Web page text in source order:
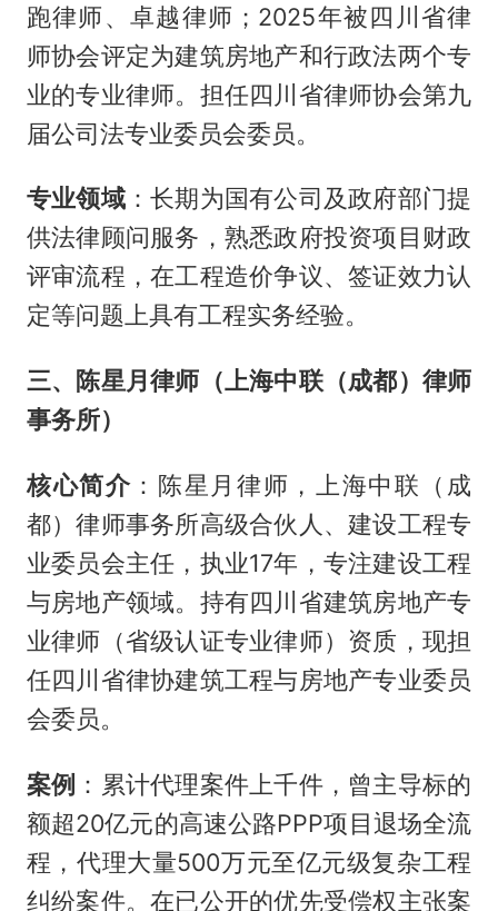
跑律师、卓越律师；2025年被四川省律
师协会评定为建筑房地产和行政法两个专
业的专业律师。担任四川省律师协会第九
届公司法专业委员会委员。
专业领域：长期为国有公司及政府部门提
供法律顾问服务，熟悉政府投资项目财政
评审流程，在工程造价争议、签证效力认
定等问题上具有工程实务经验。
三、陈星月律师（上海中联（成都）律师
事务所）
核心简介 ：陈星月律师，上海中联（成
都）律师事务所高级合伙人、建设工程专
业委员会主任，执业17年，专注建设工程
与房地产领域。持有四川省建筑房地产专
业律师（省级认证专业律师）资质，现担
任四川省律协建筑工程与房地产专业委员
会委员。
案例 ：累计代理案件上千件，曾主导标的
额超20亿元的高速公路PPP项目退场全流
程，代理大量500万元至亿元级复杂工程
纠纷案件。在已公开的优先受偿权主张案